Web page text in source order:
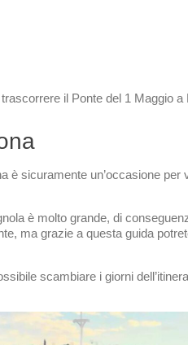
il Ponte del 1 Maggio a
è sicuramente un’occasione per
è molto grande, di
ma grazie a questa guida
scambiare i giorni